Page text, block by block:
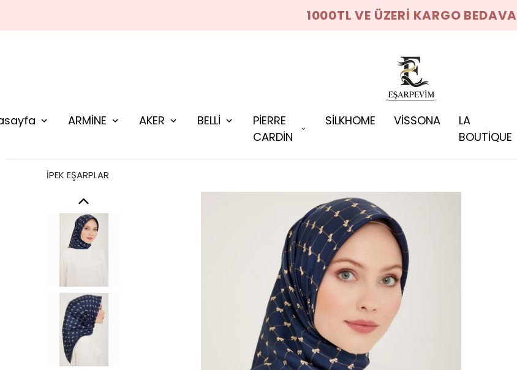
1000TL VE ÜZERİ KARGO BEDAVA
ARMİNE AKER BELLİ
PİERRE
CARDİN
SİLKHOME VİSSONA
LA
BOUTİQUE
İPEK EŞARPLAR